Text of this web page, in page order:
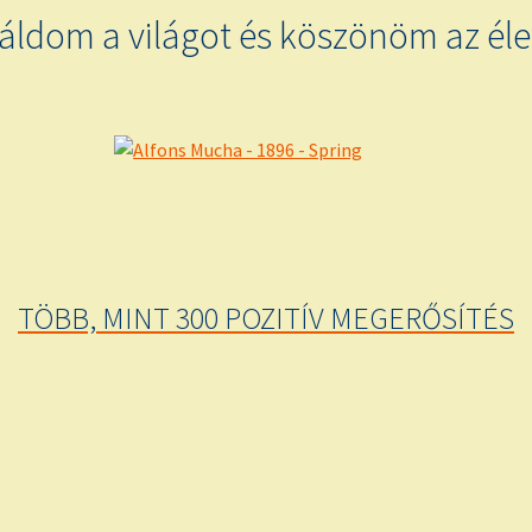
a világot és köszönöm az
TÖBB, MINT 300 POZITÍV MEGERŐSÍTÉS